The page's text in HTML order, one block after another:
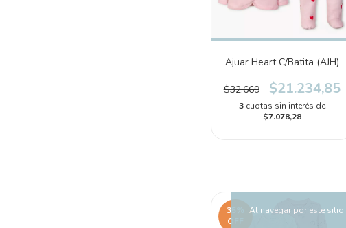
Al navegar por este sitio
Ajuar Heart C/Batita (AJH)
$32.669 $21.234,85
3 cuotas sin interés de
$7.078,28
35
OFF